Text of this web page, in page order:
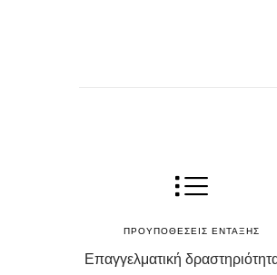
ΠΡΟΥΠΟΘΕΣΕΙΣ ΕΝΤΑΞΗΣ
Επαγγελματική